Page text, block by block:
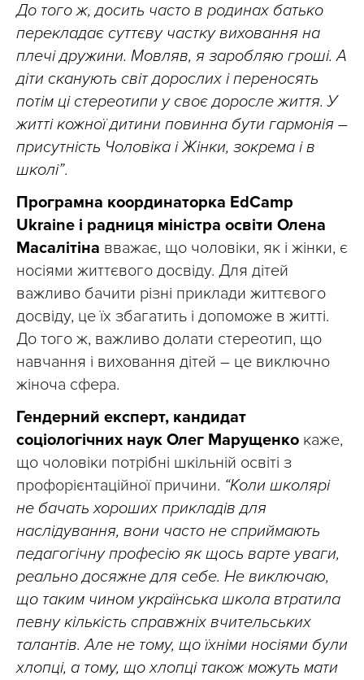
До того ж, досить часто в родинах батько
перекладає суттєву частку виховання на
плечі дружини. Мовляв, я заробляю гроші. А
діти сканують світ дорослих і переносять
потім ці стереотипи у своє доросле життя. У
житті кожної дитини повинна бути гармонія –
присутність Чоловіка і Жінки, зокрема і в
школі”.
Програмна координаторка EdCamp
Ukraine і радниця міністра освіти Олена
Масалітіна вважає, що чоловіки, як і жінки, є
носіями життєвого досвіду. Для дітей
важливо бачити різні приклади життєвого
досвіду, це їх збагатить і допоможе в житті.
До того ж, важливо долати стереотип, що
навчання і виховання дітей – це виключно
жіноча сфера.
Гендерний експерт, кандидат
соціологічних наук Олег Марущенко каже,
що чоловіки потрібні шкільній освіті з
профорієнтаційної причини. “Коли школярі
не бачать хороших прикладів для
наслідування, вони часто не сприймають
педагогічну професію як щось варте уваги,
реально досяжне для себе. Не виключаю,
що таким чином українська школа втратила
певну кількість справжніх вчительських
талантів. Але не тому, що їхніми носіями були
хлопці, а тому, що хлопці також можуть мати